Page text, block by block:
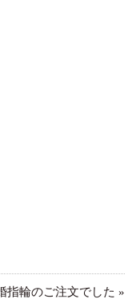
指輪のご注文でした »